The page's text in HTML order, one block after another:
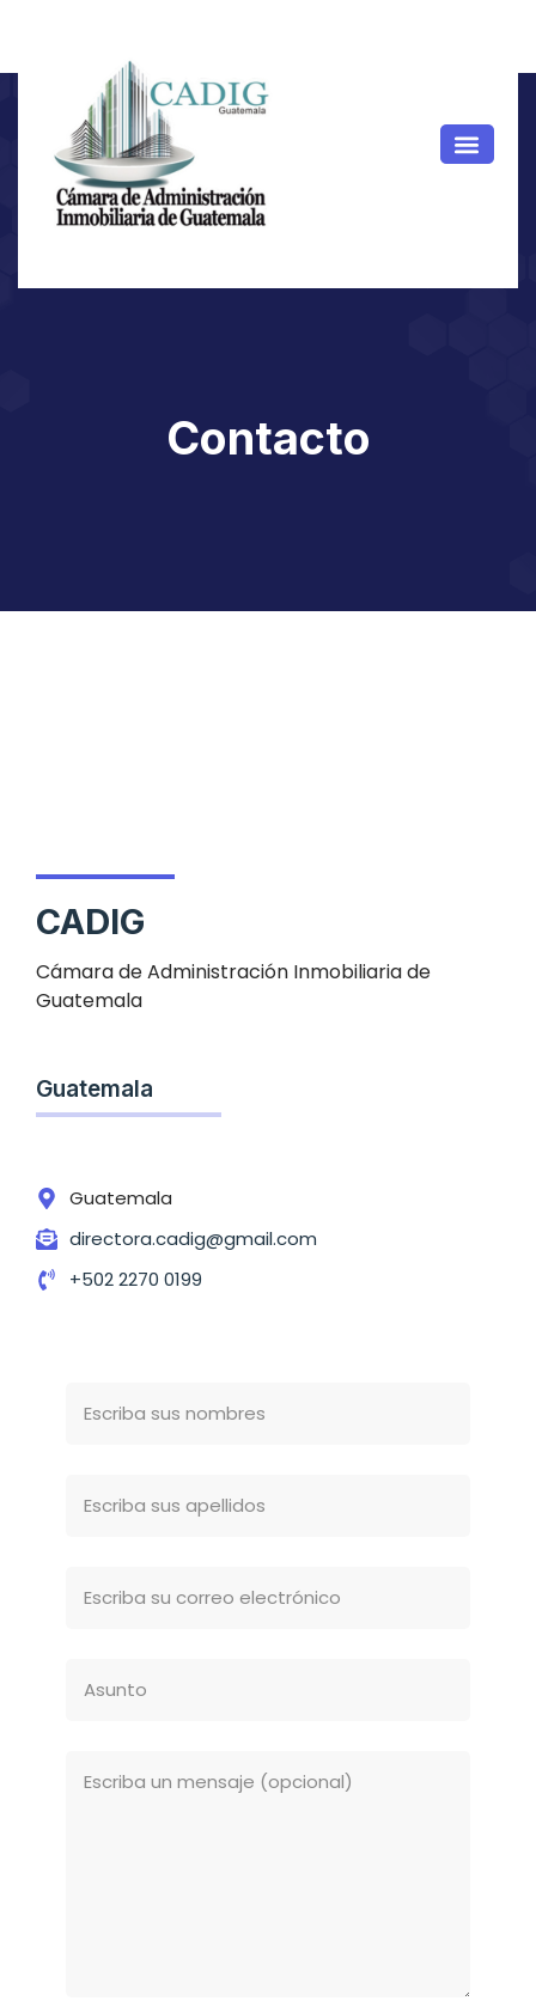
Contacto
CADIG
Cámara de Administración Inmobiliaria de
Guatemala
Guatemala
Guatemala
directora.cadig@gmail.com
+502 2270 0199